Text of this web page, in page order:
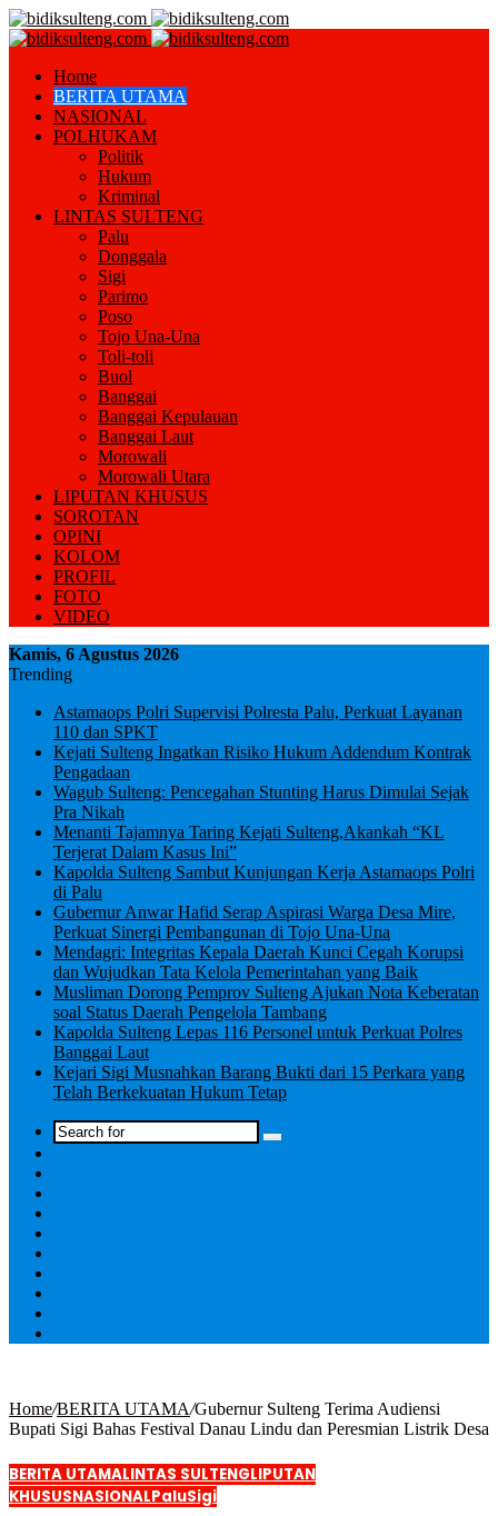
Home
BERITA UTAMA
NASIONAL
POLHUKAM
Politik
Hukum
Kriminal
LINTAS SULTENG
Palu
Donggala
Sigi
Parimo
Poso
Tojo Una-Una
Toli-toli
Buol
Banggai
Banggai Kepulauan
Banggai Laut
Morowali
Morowali Utara
LIPUTAN KHUSUS
SOROTAN
OPINI
KOLOM
PROFIL
FOTO
VIDEO
Kamis, 6 Agustus 2026
Trending
Astamaops Polri Supervisi Polresta Palu, Perkuat Layanan
110 dan SPKT
Kejati Sulteng Ingatkan Risiko Hukum Addendum Kontrak
Pengadaan
Wagub Sulteng: Pencegahan Stunting Harus Dimulai Sejak
Pra Nikah
Menanti Tajamnya Taring Kejati Sulteng,Akankah “KL
Terjerat Dalam Kasus Ini”
Kapolda Sulteng Sambut Kunjungan Kerja Astamaops Polri
di Palu
Gubernur Anwar Hafid Serap Aspirasi Warga Desa Mire,
Perkuat Sinergi Pembangunan di Tojo Una-Una
Mendagri: Integritas Kepala Daerah Kunci Cegah Korupsi
dan Wujudkan Tata Kelola Pemerintahan yang Baik
Musliman Dorong Pemprov Sulteng Ajukan Nota Keberatan
soal Status Daerah Pengelola Tambang
Kapolda Sulteng Lepas 116 Personel untuk Perkuat Polres
Banggai Laut
Kejari Sigi Musnahkan Barang Bukti dari 15 Perkara yang
Telah Berkekuatan Hukum Tetap
Home/BERITA UTAMA/Gubernur Sulteng Terima Audiensi
Bupati Sigi Bahas Festival Danau Lindu dan Peresmian Listrik Desa
BERITA UTAMALINTAS SULTENGLIPUTAN
KHUSUSNASIONALPaluSigi